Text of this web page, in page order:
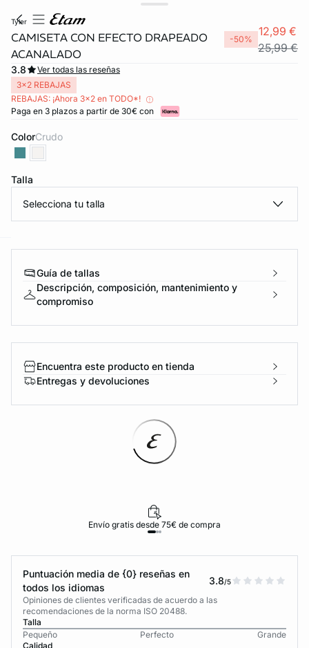
INVISIBLE
tyler
CAMISETA CON EFECTO DRAPEADO
ACANALADO
-50%
12,99 €
25,99 €
3.8
Ver todas las reseñas
3x2 REBAJAS
REBAJAS: ¡Ahora 3x2 en TODO*!
Paga en 3 plazos a partir de 30€ con
Color crudo
Talla
Selecciona tu talla
Guía de tallas
Descripción, composición, mantenimiento y
compromiso
Encuentra este producto en tienda
Entregas y devoluciones
Envío gratis desde 75€ de compra
Puntuación media de {0} reseñas en
todos los idiomas
3.8/5
Opiniones de clientes verificadas de acuerdo a las
recomendaciones de la norma ISO 20488.
Talla
Pequeño
Perfecto
Grande
Calidad